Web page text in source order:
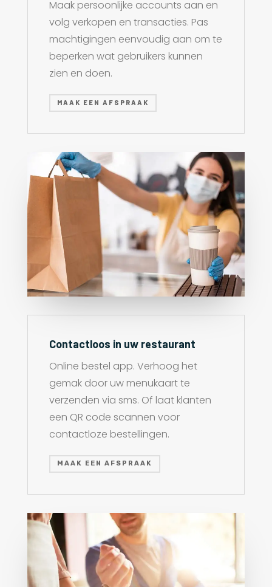
Maak persoonlijke accounts aan en
volg verkopen en transacties. Pas
machtigingen eenvoudig aan om te
beperken wat gebruikers kunnen
zien en doen.
MAAK EEN AFSPRAAK
Contactloos in uw restaurant
Online bestel app. Verhoog het
gemak door uw menukaart te
verzenden via sms. Of laat klanten
een QR code scannen voor
contactloze bestellingen.
MAAK EEN AFSPRAAK